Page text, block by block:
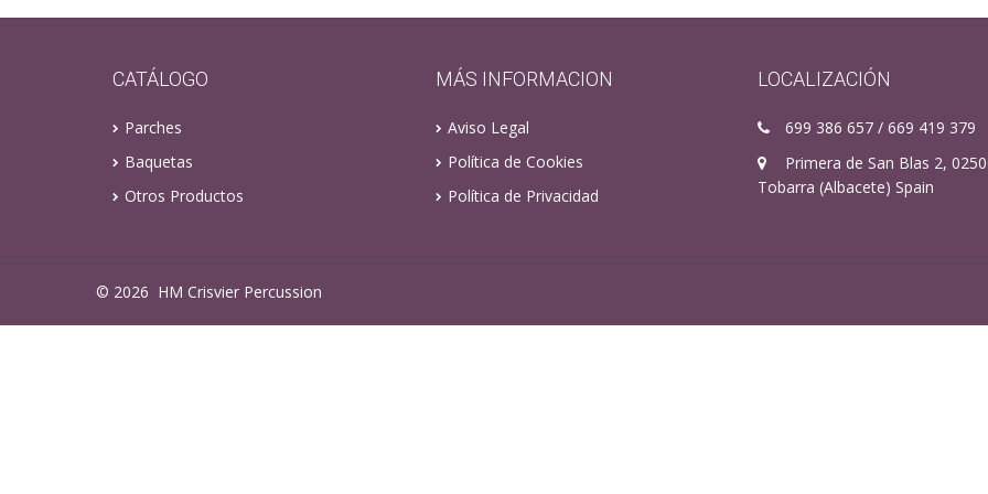
CATÁLOGO
Parches
Baquetas
Otros Productos
MÁS INFORMACION
Aviso Legal
Política de Cookies
Política de Privacidad
LOCALIZACIÓN
699 386 657 / 669 419 379
Primera de San Blas 2,
Tobarra (Albacete) Spain
© 2026 HM Crisvier Percussion